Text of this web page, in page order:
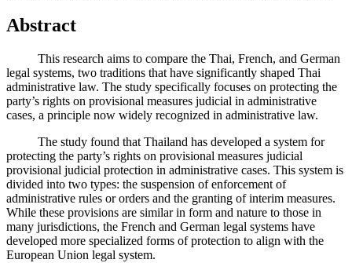
Abstract
This research aims to compare the Thai, French, and German
legal systems, two traditions that have significantly shaped Thai
administrative law. The study specifically focuses on protecting the
party’s rights on provisional measures judicial in administrative
cases, a principle now widely recognized in administrative law.
The study found that Thailand has developed a system for
protecting the party’s rights on provisional measures judicial
provisional judicial protection in administrative cases. This system is
divided into two types: the suspension of enforcement of
administrative rules or orders and the granting of interim measures.
While these provisions are similar in form and nature to those in
many jurisdictions, the French and German legal systems have
developed more specialized forms of protection to align with the
European Union legal system.